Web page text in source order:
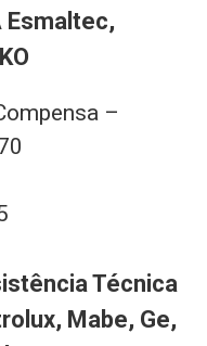
Esmaltec,
–
Técnica
Mabe, Ge,